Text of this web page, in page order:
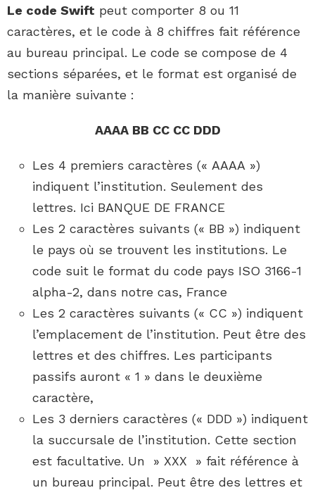
Le code Swift peut comporter 8 ou 11
caractères, et le code à 8 chiffres fait référence
au bureau principal. Le code se compose de 4
sections séparées, et le format est organisé de
la manière suivante :
AAAA BB CC CC DDD
Les 4 premiers caractères (« AAAA »)
indiquent l’institution. Seulement des
lettres. Ici BANQUE DE FRANCE
Les 2 caractères suivants (« BB ») indiquent
le pays où se trouvent les institutions. Le
code suit le format du code pays ISO 3166-1
alpha-2, dans notre cas, France
Les 2 caractères suivants (« CC ») indiquent
l’emplacement de l’institution. Peut être des
lettres et des chiffres. Les participants
passifs auront « 1 » dans le deuxième
caractère,
Les 3 derniers caractères (« DDD ») indiquent
la succursale de l’institution. Cette section
est facultative. Un » XXX » fait référence à
un bureau principal. Peut être des lettres et